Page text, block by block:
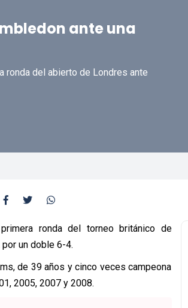
ante una
ronda del abierto de Londres ante
ronda del torneo británico de
un doble 6-4.
de 39 años y cinco veces campeona
2005, 2007 y 2008.